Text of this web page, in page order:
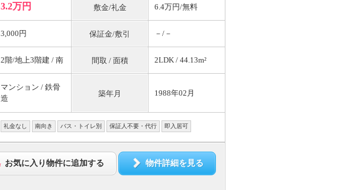
3.2万円 敷金/礼金 6.4万円/無料
3,000円 保証金/敷引 －/－
2階/地上3階建 / 南 間取 / 面積 2LDK / 44.13m²
マンション / 鉄骨
造
築年月 1988年02月
礼金なし 南向き バス・トイレ別 保証人不要・代行 即入居可
お気に入り物件に追加する 物件詳細を見る